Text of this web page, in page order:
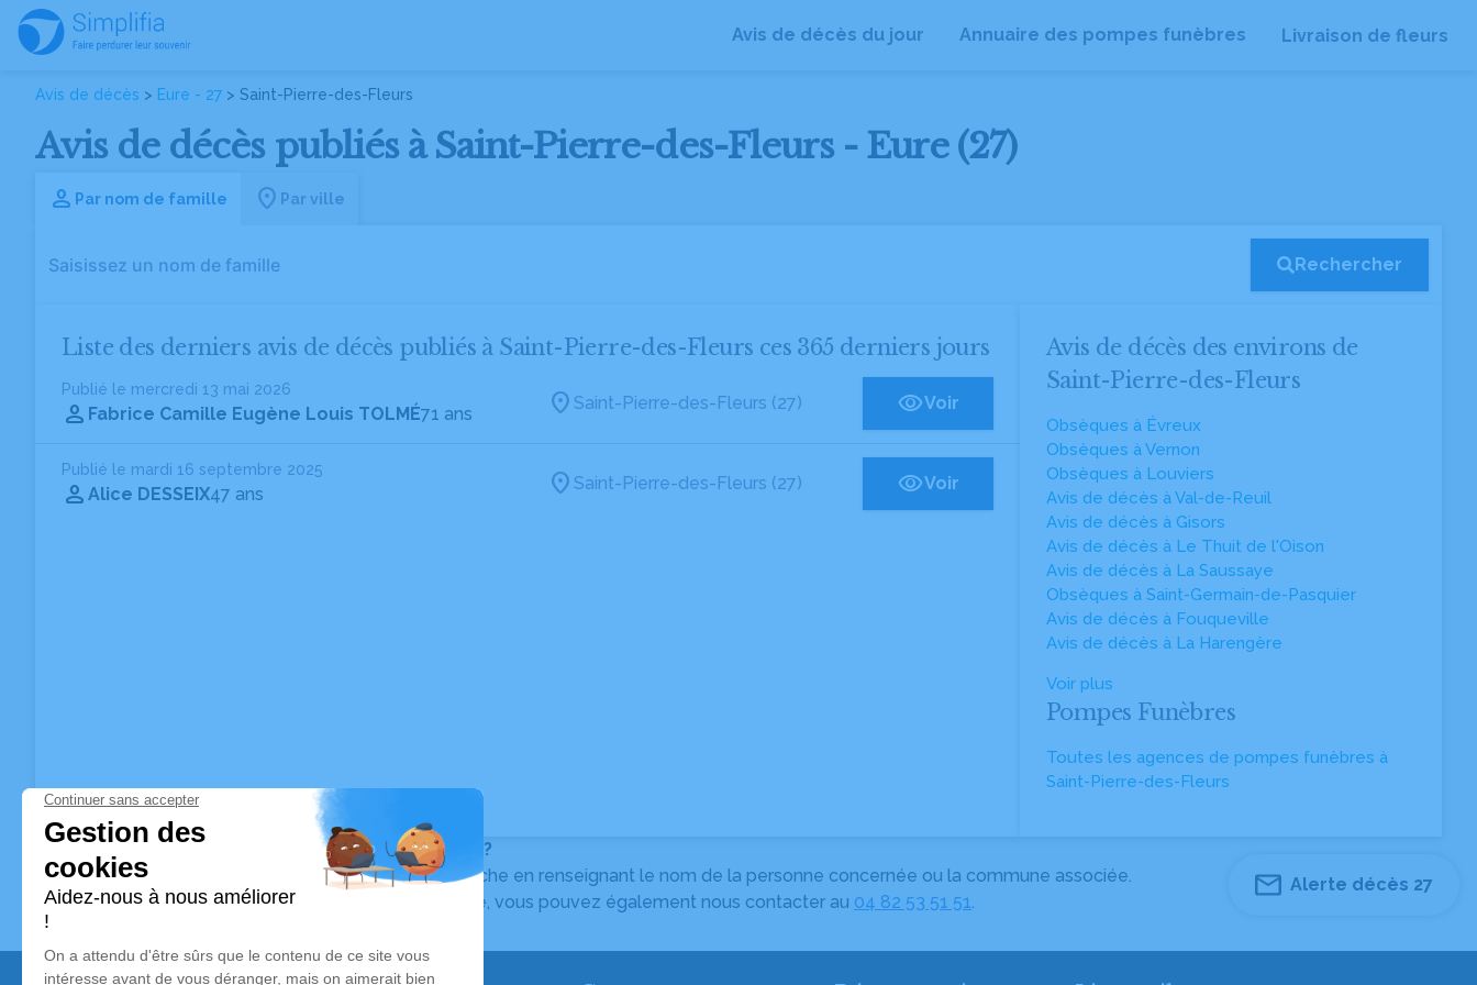
Avis de décès du jour Annuaire des pompes funèbres Livraison de fleurs
Avis de décès > Eure - 27 > Saint-Pierre-des-Fleurs
Avis de décès publiés à Saint-Pierre-des-Fleurs - Eure (27)
Par nom de famille Par ville
Rechercher
Liste des derniers avis de décès publiés à Saint-Pierre-des-Fleurs ces 365 derniers jours
Publié le mercredi 13 mai 2026
Fabrice Camille Eugène Louis TOLMÉ71 ans
Saint-Pierre-des-Fleurs (27) Voir
Publié le mardi 16 septembre 2025
Alice DESSEIX47 ans
Saint-Pierre-des-Fleurs (27) Voir
Avis de décès des environs de
Saint-Pierre-des-Fleurs
Obsèques à Évreux
Obsèques à Vernon
Obsèques à Louviers
Avis de décès à Val-de-Reuil
Avis de décès à Gisors
Avis de décès à Le Thuit de l'Oison
Avis de décès à La Saussaye
Obsèques à Saint-Germain-de-Pasquier
Avis de décès à Fouqueville
Avis de décès à La Harengère
Voir plus
Pompes Funèbres
Toutes les agences de pompes funèbres à
Saint-Pierre-des-Fleurs
Vous ne trouvez pas l’avis de décès recherché ?
Pour affiner votre recherche, utilisez la barre de recherche en renseignant le nom de la personne concernée ou la commune associée.
Pour toute question relative au fonctionnement du site, vous pouvez également nous contacter au 04 82 53 51 51.
Alerte décès 27